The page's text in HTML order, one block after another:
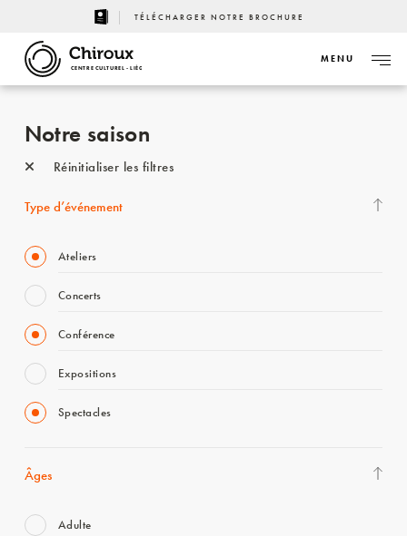
TÉLÉCHARGER NOTRE BROCHURE
CENTRE CULTUREL - LIÈGE
MENU
Notre saison
Réinitialiser les filtres
Type d’événement
Ateliers
Concerts
Conférence
Expositions
Spectacles
Âges
Adulte